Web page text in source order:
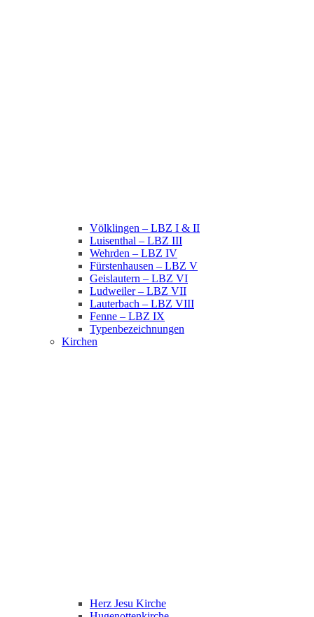
Völklingen – LBZ I & II
Luisenthal – LBZ III
Wehrden – LBZ IV
Fürstenhausen – LBZ V
Geislautern – LBZ VI
Ludweiler – LBZ VII
Lauterbach – LBZ VIII
Fenne – LBZ IX
Typenbezeichnungen
Kirchen
Herz Jesu Kirche